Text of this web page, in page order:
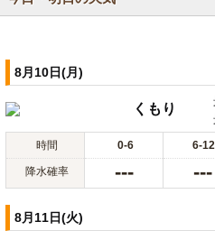
8月10日(月)
くもり
時間 0-6 6-12
降水確率 --- ---
8月11日(火)